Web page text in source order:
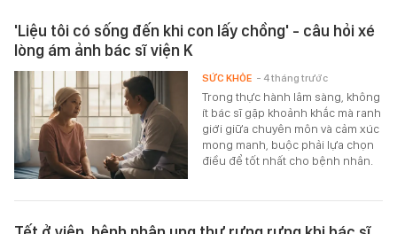
'Liệu tôi có sống đến khi con lấy chồng' - câu hỏi xé
lòng ám ảnh bác sĩ viện K
Trong thực hành lâm sàng, không
ít bác sĩ gặp khoảnh khắc mà ranh
giới giữa chuyên môn và cảm xúc
mong manh, buộc phải lựa chọn
điều để tốt nhất cho bệnh nhân.
SỨC KHỎE - 4 tháng trước